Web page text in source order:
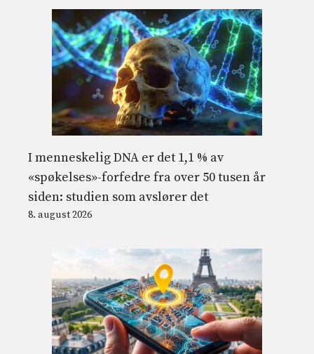
I menneskelig DNA er det 1,1 % av
«spøkelses»-forfedre fra over 50 tusen år
siden: studien som avslører det
8. august 2026